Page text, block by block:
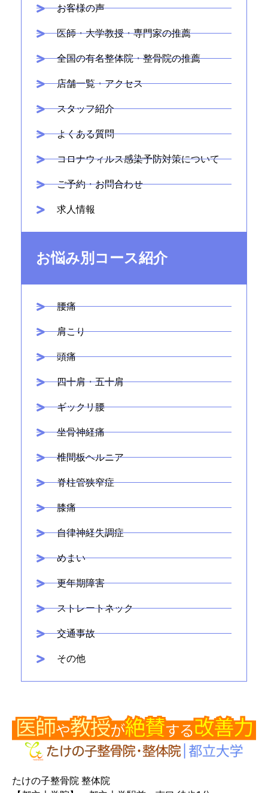
お客様の声
医師・大学教授・専門家の推薦
全国の有名整体院・整骨院の推薦
店舗一覧・アクセス
スタッフ紹介
よくある質問
コロナウィルス感染予防対策について
ご予約・お問合わせ
求人情報
お悩み別コース紹介
腰痛
肩こり
頭痛
四十肩・五十肩
ギックリ腰
坐骨神経痛
椎間板ヘルニア
脊柱管狭窄症
膝痛
自律神経失調症
めまい
更年期障害
ストレートネック
交通事故
その他
たけの子整骨院 整体院